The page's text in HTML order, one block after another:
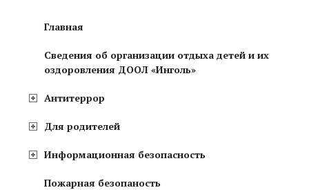
Главная
Сведения об организации отдыха детей и их
оздоровления ДООЛ «Инголь»
Антитеррор
Для родителей
Информационная безопасность
Пожарная безопаность